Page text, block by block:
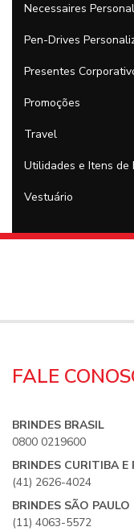
Necessaires
Pen-Drives
Presentes
Promoções
Travel
Utilidades e Itens de
Vestuário
FALE
BRINDES BRASIL
0800 0219600
BRINDES CURITIBA E
(41) 2626-4024
BRINDES SÃO PAULO
(11) 4063-5572